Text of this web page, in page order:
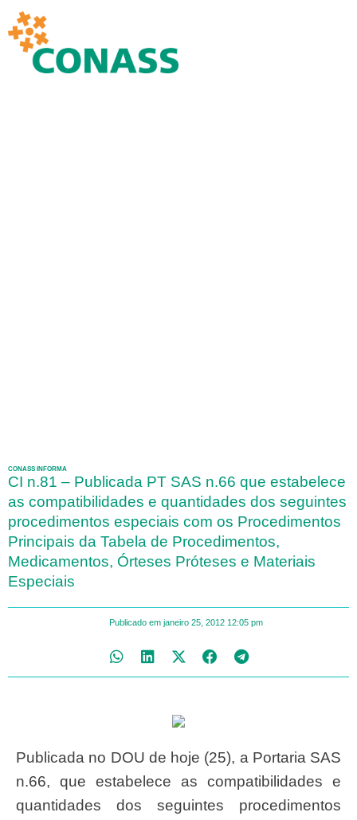
CONASS INFORMA
CI n.81 – Publicada PT SAS n.66 que estabelece
as compatibilidades e quantidades dos seguintes
procedimentos especiais com os Procedimentos
Principais da Tabela de Procedimentos,
Medicamentos, Órteses Próteses e Materiais
Especiais
Publicado em janeiro 25, 2012 12:05 pm
Publicada no DOU de hoje (25), a Portaria SAS
n.66, que estabelece as compatibilidades e
quantidades dos seguintes procedimentos